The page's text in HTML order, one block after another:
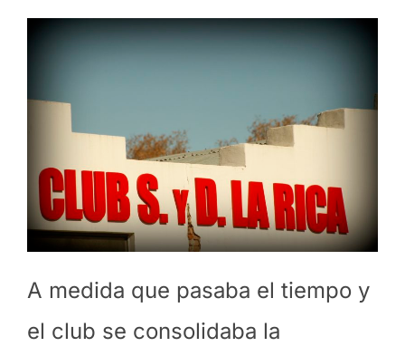
A medida que pasaba el tiempo y
el club se consolidaba la